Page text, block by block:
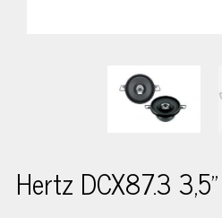
Hertz DCX87.3